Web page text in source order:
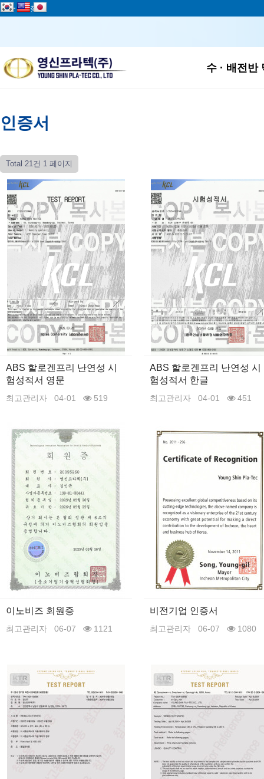
add 즐겨찾기
하위
수 · 배전반
인증서
Total 21건 1 페이지
ABS 할로겐프리 난연성 시
험성적서 영문
최고관리자 04-01 519
ABS 할로겐프리 난연성 시
험성적서 한글
최고관리자 04-01 451
이노비즈 회원증
최고관리자 06-07 1121
비전기업 인증서
최고관리자 06-07 1080